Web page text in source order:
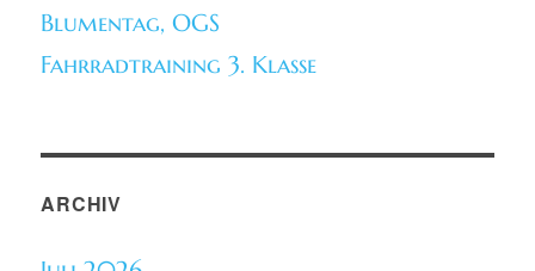
Blumentag, OGS
Fahrradtraining 3. Klasse
ARCHIV